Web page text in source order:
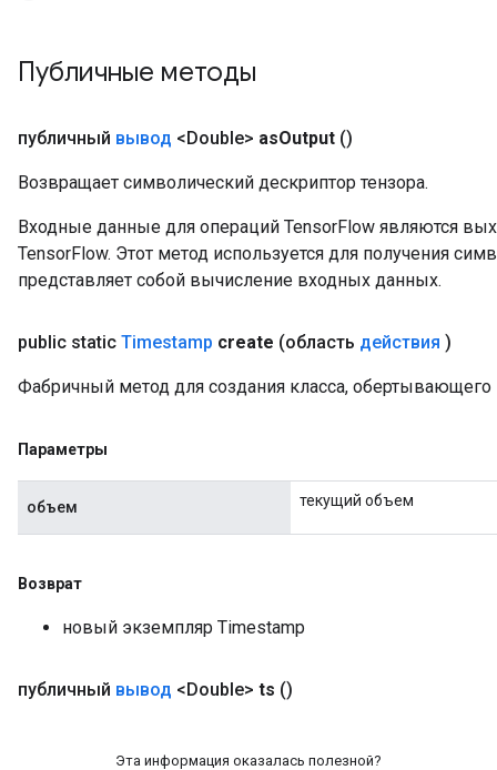
Публичные методы
публичный вывод <Double> asOutput ()
Возвращает символический дескриптор тензора.
Входные данные для операций TensorFlow являются
TensorFlow. Этот метод используется для получения
представляет собой вычисление входных данных.
public static Timestamp create (область действия )
Фабричный метод для создания класса,
Параметры
объем текущий объем
Возврат
новый экземпляр Timestamp
публичный вывод <Double> ts ()
Эта информация оказалась полезной?